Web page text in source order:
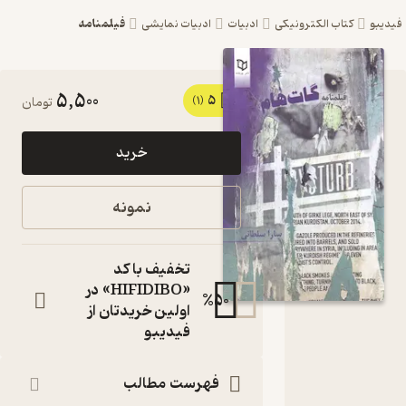
کتاب الکترونیکی ادبیات ادبیات نمایشی فیلمنامه
کتاب گات
هام اثر
سارا
نشر
انتشارات
پوینده
فیلمنامه
سینمایی
نویسنده:
5,500 تومان
خرید
نمونه
%50
تخفیف با کد
«HIFIDIBO» در
اولین خریدتان از
فیدیبو
فهرست مطالب